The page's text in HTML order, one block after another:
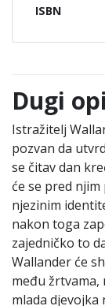
ISBN
Dugi
Istražitelj
pozvan da
se čitav dan
će se pred
njezinim
nakon toga
zajedničko to
Wallander će
među žrtvama,
mlada